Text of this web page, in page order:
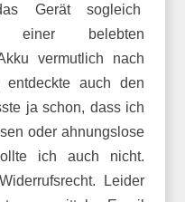
Gerät sogleich
einer belebten
vermutlich nach
auch den
ja schon, dass ich
oder ahnungslose
ich auch nicht.
Leider